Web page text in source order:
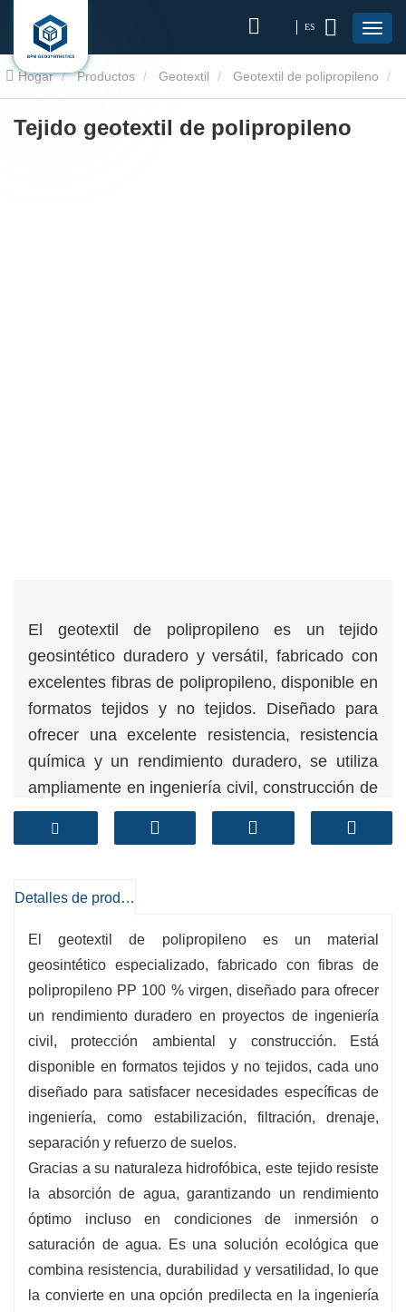
ES
Hogar Productos Geotextil Geotextil de polipropileno
Tejido geotextil de polipropileno
Tejido geotextil de polipropileno
El geotextil de polipropileno es un tejido
geosintético duradero y versátil, fabricado con
excelentes fibras de polipropileno, disponible en
formatos tejidos y no tejidos. Diseñado para
ofrecer una excelente resistencia, resistencia
química y un rendimiento duradero, se utiliza
ampliamente en ingeniería civil, construcción de
carreteras, sistemas de drenaje, control de
erosión y paisajismo. Su diseño ligero,
tracción, facilita su instalación, conservando al
filtración, separación y refuerzo.
-Material:100% polipropileno virgen (PP)
-Funciones: Filtración, Separación, Drenaje,
Refuerzo, Protección
-Características:Resistente a los rayos UV,
resistente a los químicos, resistente a la
corrosión, hidrófobo
Color:
Blanco, negro, naranja, verde o
personalizado
Rango de peso:
-Permeabilidad:
Alto precio de deslizamiento
del agua conservando las partículas del suelo
Estándares: Cumple con ISO, ASTM y EN
Detalles de producto
El geotextil de polipropileno es un material
geosintético especializado, fabricado con fibras de
polipropileno PP 100 % virgen, diseñado para ofrecer
un rendimiento duradero en proyectos de ingeniería
civil, protección ambiental y construcción. Está
disponible en formatos tejidos y no tejidos, cada uno
diseñado para satisfacer necesidades específicas de
ingeniería, como estabilización, filtración, drenaje,
separación y refuerzo de suelos.
Gracias a su naturaleza hidrofóbica, este tejido resiste
la absorción de agua, garantizando un rendimiento
óptimo incluso en condiciones de inmersión o
saturación de agua. Es una solución ecológica que
combina resistencia, durabilidad y versatilidad, lo que
la convierte en una opción predilecta en la ingeniería